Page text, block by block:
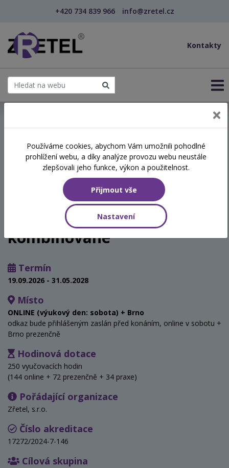
+420 734 839 966 info@zretel.cz
Kontakty
specializační vzdělávání šablony
Studium k výkonu
specializované činnosti –
prevence sociálně
patologických jevů -
kombinované
Termín
19.09.2026 - 31.05.2028
Místo
ONLINE (výukový den: sobota) + Brno
odkaz bude přihlášeným zaslán před konáním, online v sobotu +
Brno prezenčně
Hodinová dotace
250 vyučovacích hodin
(144 online + 72 prezenčně + 34 praxe)
Pořádající organizace
Zřetel, s.r.o.
Číslo akreditace
17272/2024-7-146
Cílová skupina
Používáme cookies, abychom Vám umožnili pohodlné
prohlížení webu, a díky analýze provozu webu neustále
zlepšovali jeho funkce, výkon a použitelnost.
Přijmout vše
Nastavení